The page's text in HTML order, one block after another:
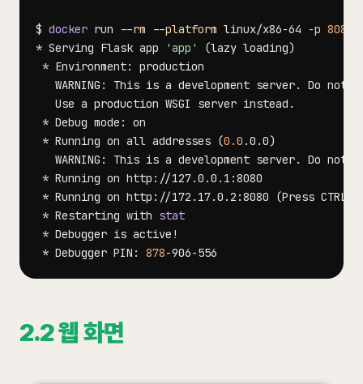
$ docker run --rm --platform linux/x86-64 -p 8080
* Serving Flask app
'app' (lazy loading)
WARNING: This is a development server. Do not
* Running on all addresses (0.0 .0.0)
WARNING: This is a development server. Do not
* Running on http://172.17.0.2:8080
(Press
* Restarting with stat
* Debugger is active !
* Debugger PIN: 878
2.2 웹 화면